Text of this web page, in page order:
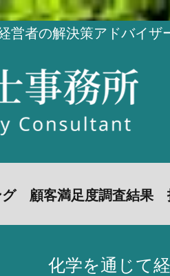
者の解決策アドバイザ
顧客満足度調査結果
化学を通じて